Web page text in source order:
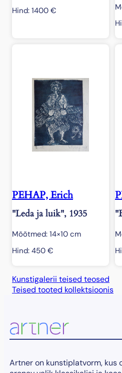
Hind: 1400 €
PEHAP, Erich
"Leda ja luik", 1935
Mõõtmed: 14×10 cm
Hind: 450 €
Kunstigalerii teised teosed
Teised tooted kollektsioonis
Artner on kunstiplatvorm, kus